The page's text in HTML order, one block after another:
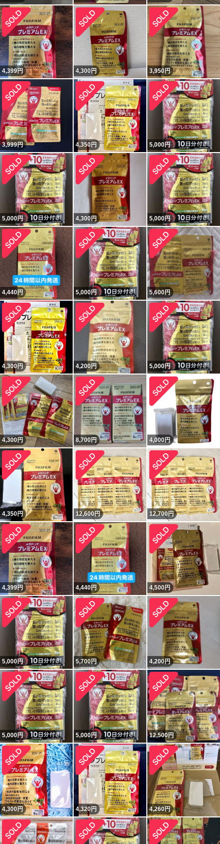
4,399円 4,300円 3,950円
3,999円 4,350円 5,000円
5,000円 4,300円 5,000円
4,440円 5,000円 5,600円
4,300円 4,200円 5,000円
4,300円 8,700円 4,000円
4,350円 12,600円 12,700円
4,399円 4,440円 4,500円
5,000円 5,700円 4,200円
5,000円 5,000円 12,500円
4,300円 4,320円 4,260円